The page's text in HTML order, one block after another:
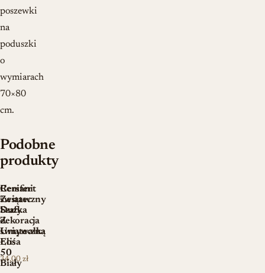
poszewki
na
poduszki
o
wymiarach
70×80
cm.
Podobne
produkty
Renifer
świąteczny
Duży
dekoracja
świąteczna
Łoś
34,00zł
Cersanit
Zestaw
Szafka
Z
Umywalką
Elisa
50
Biały